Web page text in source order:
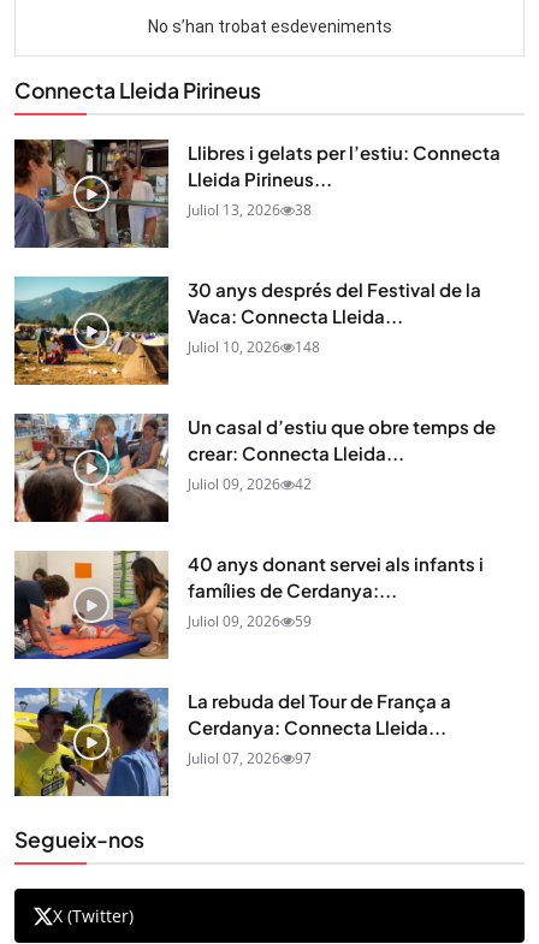
Connecta Lleida Pirineus
Llibres i gelats per l’estiu: Connecta
Lleida Pirineus...
Juliol 13, 2026 38
30 anys després del Festival de la
Vaca: Connecta Lleida...
Juliol 10, 2026 148
Un casal d’estiu que obre temps de
crear: Connecta Lleida...
Juliol 09, 2026 42
40 anys donant servei als infants i
famílies de Cerdanya:...
Juliol 09, 2026 59
La rebuda del Tour de França a
Cerdanya: Connecta Lleida...
Juliol 07, 2026 97
Segueix-nos
X (Twitter)